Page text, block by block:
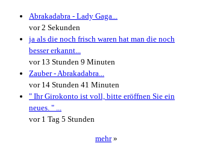
Abrakadabra - Lady Gaga...
vor 2 Sekunden
ja als die noch frisch waren hat man die noch
besser erkannt...
vor 13 Stunden 9 Minuten
Zauber - Abrakadabra...
vor 14 Stunden 41 Minuten
" Ihr Girokonto ist voll, bitte eröffnen Sie ein
neues. " ...
vor 1 Tag 5 Stunden
mehr»